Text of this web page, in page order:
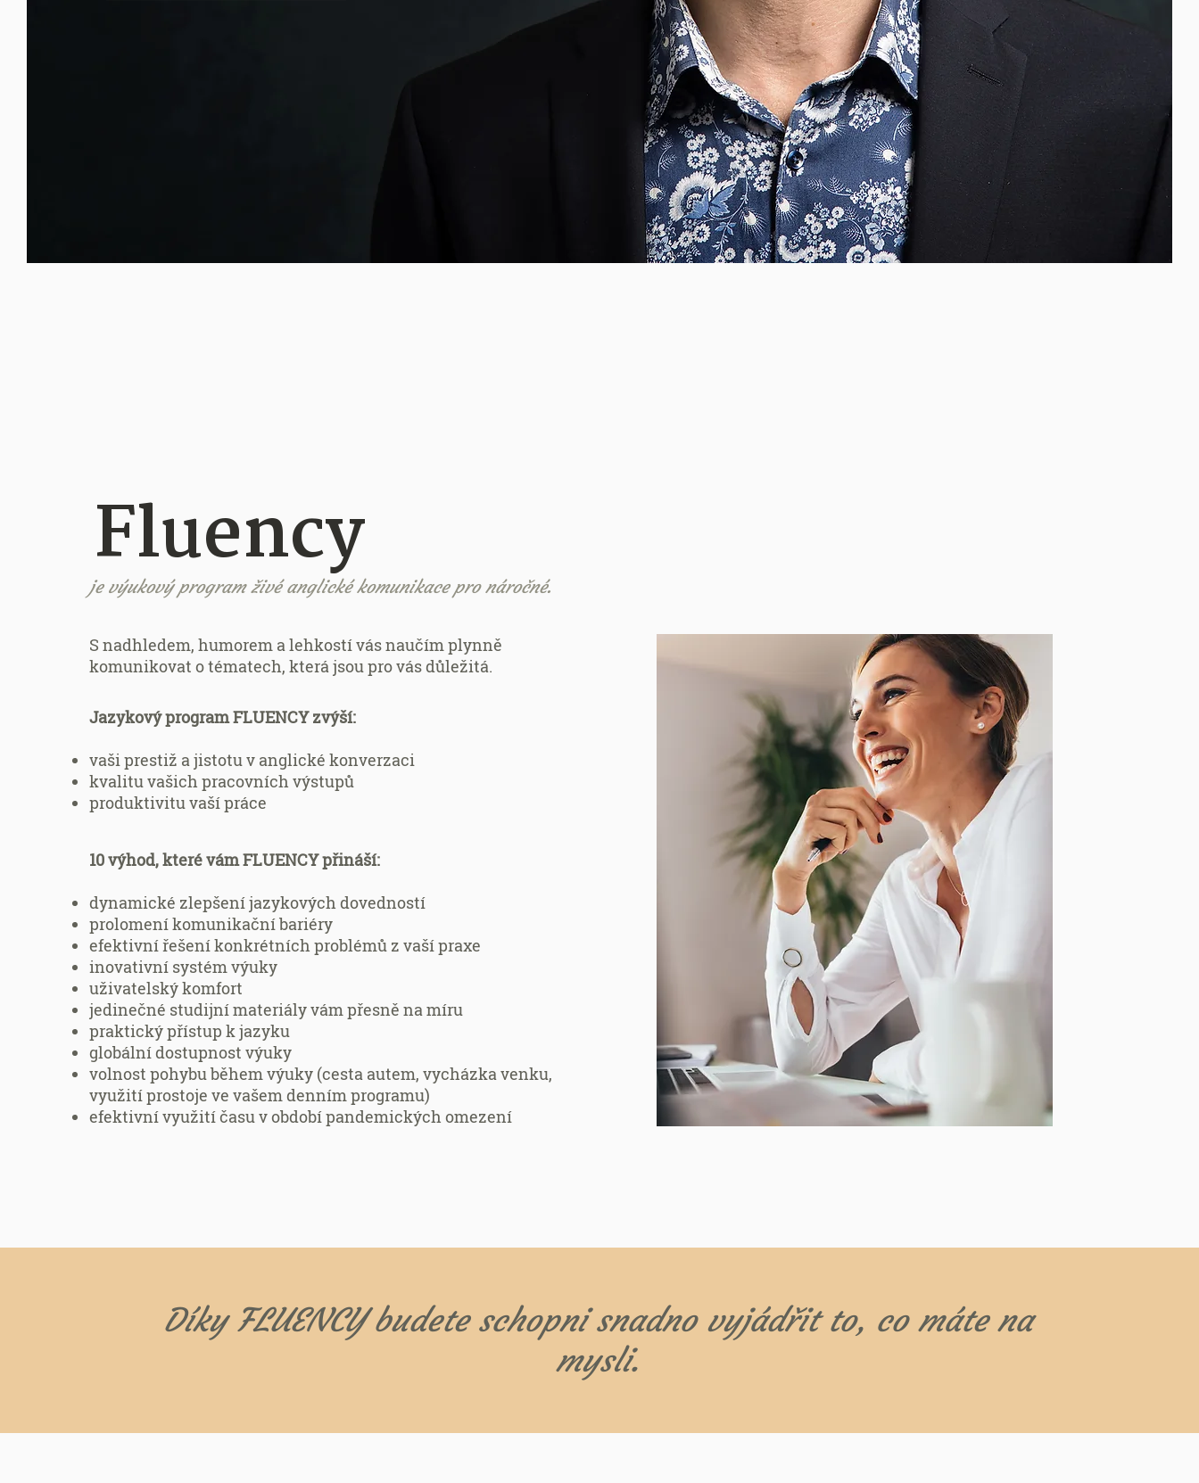
Fluency
je výukový program živé anglické komunikace pro náročné.
S nadhledem, humorem a lehkostí vás naučím plynně
komunikovat o tématech, která jsou pro vás důležitá.
Jazykový program FLUENCY zvýší:
vaši prestiž a jistotu v anglické konverzaci
kvalitu vašich pracovních výstupů
produktivitu vaší práce
10 výhod, které vám FLUENCY přináší:
dynamické zlepšení jazykových dovedností
prolomení komunikační bariéry
efektivní řešení konkrétních problémů z vaší praxe
inovativní systém výuky
uživatelský komfort
jedinečné studijní materiály vám přesně na míru
praktický přístup k jazyku
globální dostupnost výuky
volnost pohybu během výuky (cesta autem, vycházka venku,
využití prostoje ve vašem denním programu)
efektivní využití času v období pandemických omezení
Díky FLUENCY budete schopni snadno vyjádřit to, co máte na
mysli.